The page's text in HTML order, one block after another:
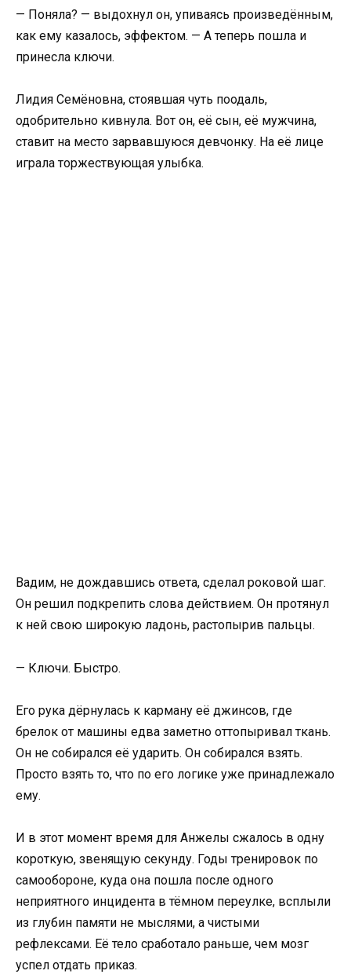
— Поняла? — выдохнул он, упиваясь произведённым,
как ему казалось, эффектом. — А теперь пошла и
принесла ключи.
Лидия Семёновна, стоявшая чуть поодаль,
одобрительно кивнула. Вот он, её сын, её мужчина,
ставит на место зарвавшуюся девчонку. На её лице
играла торжествующая улыбка.
Вадим, не дождавшись ответа, сделал роковой шаг.
Он решил подкрепить слова действием. Он протянул
к ней свою широкую ладонь, растопырив пальцы.
— Ключи. Быстро.
Его рука дёрнулась к карману её джинсов, где
брелок от машины едва заметно оттопыривал ткань.
Он не собирался её ударить. Он собирался взять.
Просто взять то, что по его логике уже принадлежало
ему.
И в этот момент время для Анжелы сжалось в одну
короткую, звенящую секунду. Годы тренировок по
самообороне, куда она пошла после одного
неприятного инцидента в тёмном переулке, всплыли
из глубин памяти не мыслями, а чистыми
рефлексами. Её тело сработало раньше, чем мозг
успел отдать приказ.